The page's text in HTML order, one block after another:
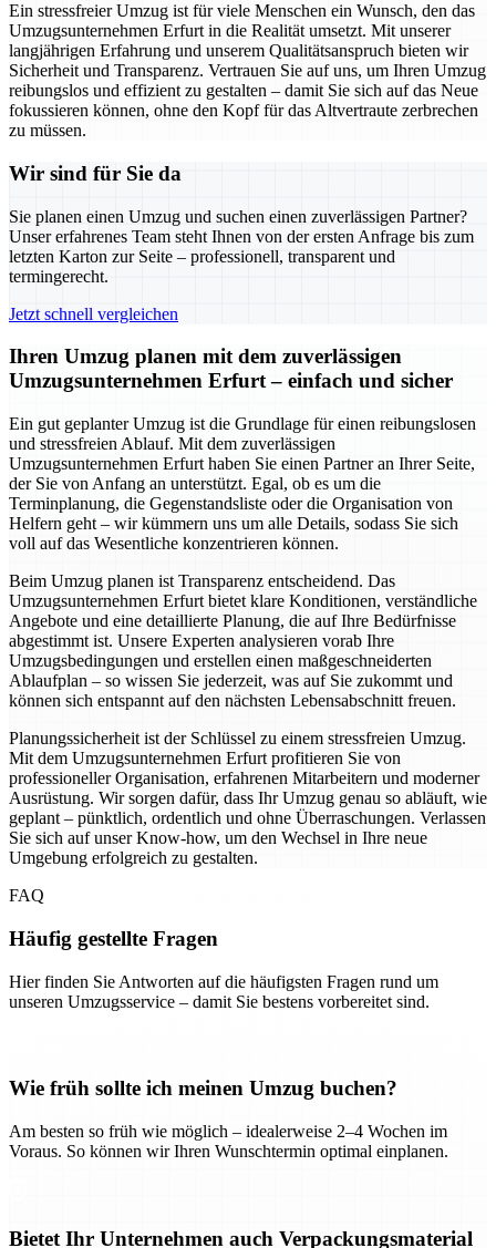
Ein stressfreier Umzug ist für viele Menschen ein Wunsch, den das
Umzugsunternehmen Erfurt in die Realität umsetzt. Mit unserer
langjährigen Erfahrung und unserem Qualitätsanspruch bieten wir
Sicherheit und Transparenz. Vertrauen Sie auf uns, um Ihren Umzug
reibungslos und effizient zu gestalten – damit Sie sich auf das Neue
fokussieren können, ohne den Kopf für das Altvertraute zerbrechen
zu müssen.
Wir sind für Sie da
Sie planen einen Umzug und suchen einen zuverlässigen Partner?
Unser erfahrenes Team steht Ihnen von der ersten Anfrage bis zum
letzten Karton zur Seite – professionell, transparent und
termingerecht.
Jetzt schnell vergleichen
Ihren Umzug planen mit dem zuverlässigen
Umzugsunternehmen Erfurt – einfach und sicher
Ein gut geplanter Umzug ist die Grundlage für einen reibungslosen
und stressfreien Ablauf. Mit dem zuverlässigen
Umzugsunternehmen Erfurt haben Sie einen Partner an Ihrer Seite,
der Sie von Anfang an unterstützt. Egal, ob es um die
Terminplanung, die Gegenstandsliste oder die Organisation von
Helfern geht – wir kümmern uns um alle Details, sodass Sie sich
voll auf das Wesentliche konzentrieren können.
Beim Umzug planen ist Transparenz entscheidend. Das
Umzugsunternehmen Erfurt bietet klare Konditionen, verständliche
Angebote und eine detaillierte Planung, die auf Ihre Bedürfnisse
abgestimmt ist. Unsere Experten analysieren vorab Ihre
Umzugsbedingungen und erstellen einen maßgeschneiderten
Ablaufplan – so wissen Sie jederzeit, was auf Sie zukommt und
können sich entspannt auf den nächsten Lebensabschnitt freuen.
Planungssicherheit ist der Schlüssel zu einem stressfreien Umzug.
Mit dem Umzugsunternehmen Erfurt profitieren Sie von
professioneller Organisation, erfahrenen Mitarbeitern und moderner
Ausrüstung. Wir sorgen dafür, dass Ihr Umzug genau so abläuft, wie
geplant – pünktlich, ordentlich und ohne Überraschungen. Verlassen
Sie sich auf unser Know-how, um den Wechsel in Ihre neue
Umgebung erfolgreich zu gestalten.
FAQ
Häufig gestellte Fragen
Hier finden Sie Antworten auf die häufigsten Fragen rund um
unseren Umzugsservice – damit Sie bestens vorbereitet sind.
Wie früh sollte ich meinen Umzug buchen?
Am besten so früh wie möglich – idealerweise 2–4 Wochen im
Voraus. So können wir Ihren Wunschtermin optimal einplanen.
Bietet Ihr Unternehmen auch Verpackungsmaterial